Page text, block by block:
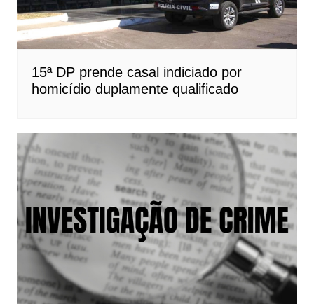
15ª DP prende casal indiciado por
homicídio duplamente qualificado